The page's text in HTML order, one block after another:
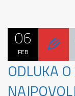
06
FEB
ODLUKA